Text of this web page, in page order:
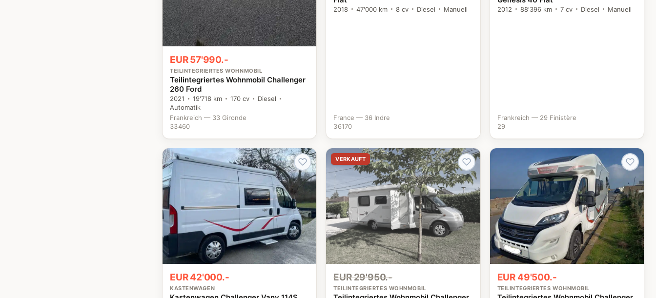
EUR 57'990.-
TEILINTEGRIERTES WOHNMOBIL
Teilintegriertes Wohnmobil Challenger
260 Ford
2021 19'718 km 170 cv
Diesel
Automatik
Frankreich — 33 Gironde
33460
2018 47'000 km 8 cv Diesel Manuell
France — 36 Indre
36170
2012 88'396 km 7 cv Diesel Manuell
Frankreich — 29 Finistère
29
EUR 42'000.-
KASTENWAGEN
VERKAUFT
EUR 29'950.-
TEILINTEGRIERTES WOHNMOBIL
EUR 49'500.-
TEILINTEGRIERTES WOHNMOBIL